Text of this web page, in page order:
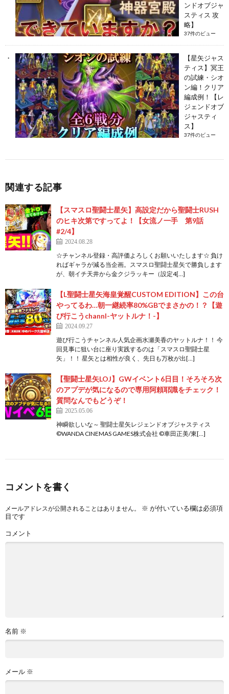
ンドオブジャ
スティス 攻
略】
37件のビュー
【星矢ジャス
ティス】冥王
の試練・シオ
ン編！クリア
編成例！【レ
ジェンドオブ
ジャスティ
ス】
37件のビュー
関連する記事
【スマスロ聖闘士星矢】高設定だから聖闘士RUSH
のヒキ次第ですってよ！【女流ノ一手 第9話
#2/4】
2024.08.28
☆チャンネル登録・高評価よろしくお願いいたします☆ 負け
ればギャラが減る当企画。スマスロ聖闘士星矢で勝負します
が、朝イチ天井から金クジラッキー（設定4[…]
【L聖闘士星矢海皇覚醒CUSTOM EDITION】この台
やってるわ…朝一継続率80%GBでまさかの！？【遊
び行こうchannl-ヤットルナ！-】
2024.09.27
遊び行こうチャンネル人気企画水瀬美香のヤットルナ！！ 今
回見事に狙い台に座り実践するのは「スマスロ聖闘士星
矢」！！ 星矢とは相性が良く、先日も万枚が出[…]
【聖闘士星矢LOJ】GWイベント6日目！そろそろ次
のアプデが気になるので専用阿頼耶識をチェック！
質問なんでもどうぞ！
2025.05.06
神瞬欲しいな～ 聖闘士星矢レジェンドオブジャスティス
©️WANDA CINEMAS GAMES株式会社 ©️車田正美/東[…]
コメントを書く
メールアドレスが公開されることはありません。 ※ が付いている欄は必須項
目です
コメント
名前 ※
メール ※